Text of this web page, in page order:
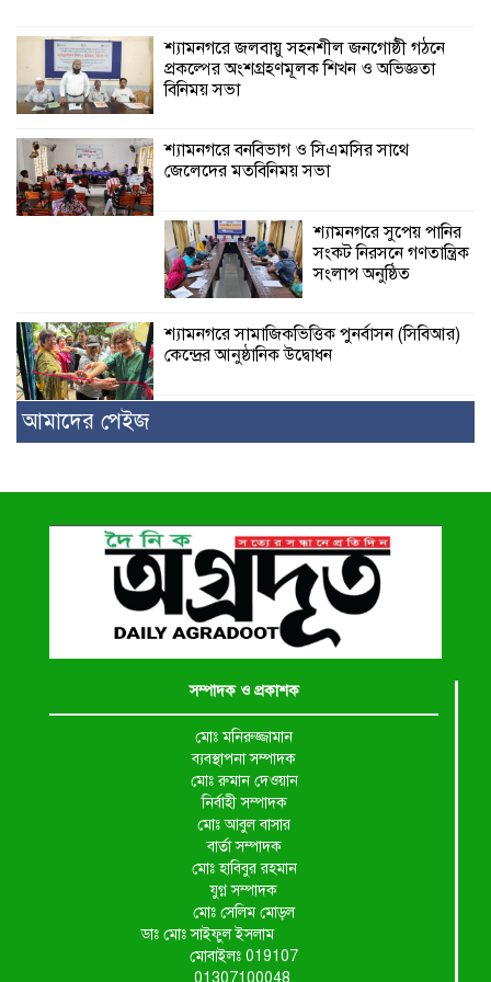
শ্যামনগরে জলবায়ু সহনশীল জনগোষ্ঠী গঠনে
প্রকল্পের অংশগ্রহণমূলক শিখন ও অভিজ্ঞতা
বিনিময় সভা
শ্যামনগরে বনবিভাগ ও সিএমসির সাথে
জেলেদের মতবিনিময় সভা
শ্যামনগরে সুপেয় পানির
সংকট নিরসনে গণতান্ত্রিক
সংলাপ অনুষ্ঠিত
শ্যামনগরে সামাজিকভিত্তিক পুনর্বাসন (সিবিআর)
কেন্দ্রের আনুষ্ঠানিক উদ্বোধন
আমাদের পেইজ
সম্পাদক ও প্রকাশক
মোঃ মনিরুজ্জামান
ব্যবস্থাপনা সম্পাদক
মোঃ রুমান দেওয়ান
নির্বাহী সম্পাদক
মোঃ আবুল বাসার
বার্তা সম্পাদক
মোঃ হাবিবুর রহমান
যুগ্ন সম্পাদক
মোঃ সেলিম মোড়ল
ডাঃ মোঃ সাইফুল ইসলাম
মোবাইলঃ 019107